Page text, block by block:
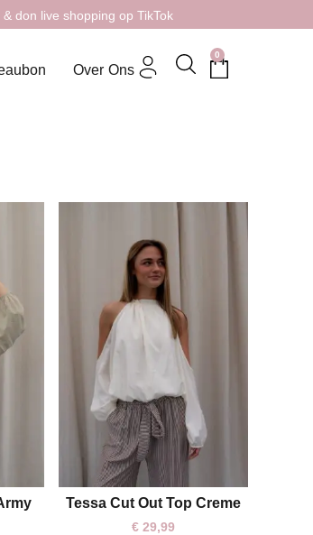
& don live shopping op TikTok
Over Ons
0
S M L
Tessa Cut Out Top Creme
€29,99